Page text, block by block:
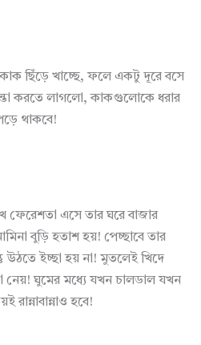
ছিঁড়ে খাচ্ছে, ফলে একটু দূরে বসে
করতে লাগলো, কাকগুলোকে ধরার
থাকবে!
ফেরেশতা এসে তার ঘরে বাজার
বুড়ি হতাশ হয়! পেচ্ছাবে তার
উঠতে ইচ্ছা হয় না! মুতলেই খিদে
নেয়! ঘুমের মধ্যে যখন চালডাল যখন
রান্নাবান্নাও হবে!